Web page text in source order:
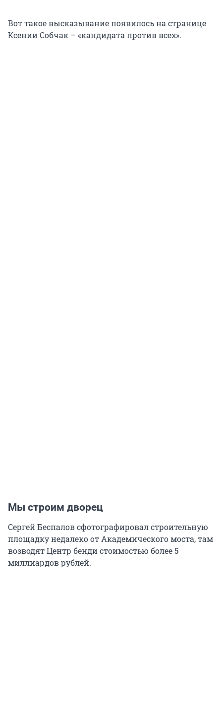
Вот такое высказывание появилось на странице
Ксении Собчак – «кандидата против всех».
Мы строим дворец
Сергей Беспалов сфотографировал строительную
площадку недалеко от Академического моста, там
возводят Центр бенди стоимостью более 5
миллиардов рублей.